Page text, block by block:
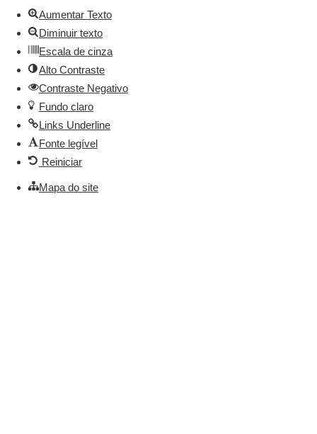
Aberta
Aumentar Texto
Diminuir texto
Escala de cinza
Alto Contraste
Contraste Negativo
Fundo claro
Links Underline
Fonte legível
Reiniciar
Mapa do site